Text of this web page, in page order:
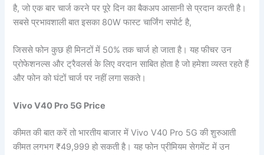
है, जो एक बार चार्ज करने पर पूरे दिन का बैकअप आसानी से प्रदान करती है।
सबसे प्रभावशाली बात इसका 80W फास्ट चार्जिंग सपोर्ट है,
जिससे फोन कुछ ही मिनटों में 50% तक चार्ज हो जाता है। यह फीचर उन
प्रोफेशनल्स और ट्रैवलर्स के लिए वरदान साबित होता है जो हमेशा व्यस्त रहते हैं
और फोन को घंटों चार्ज पर नहीं लगा सकते।
Vivo V40 Pro 5G Price
कीमत की बात करें तो भारतीय बाजार में Vivo V40 Pro 5G की शुरुआती
कीमत लगभग ₹49,999 हो सकती है। यह फोन प्रीमियम सेगमेंट में उन